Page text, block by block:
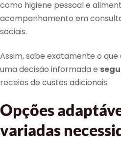
como higiene pessoal e
acompanhamento em
sociais.
Assim, sabe exatamente o
uma decisão informada e
receios de custos adicionais.
Opções
variadas